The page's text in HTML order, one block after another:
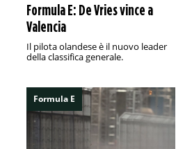
Formula E: De Vries vince a
Valencia
Il pilota olandese è il nuovo leader
della classifica generale.
Formula E